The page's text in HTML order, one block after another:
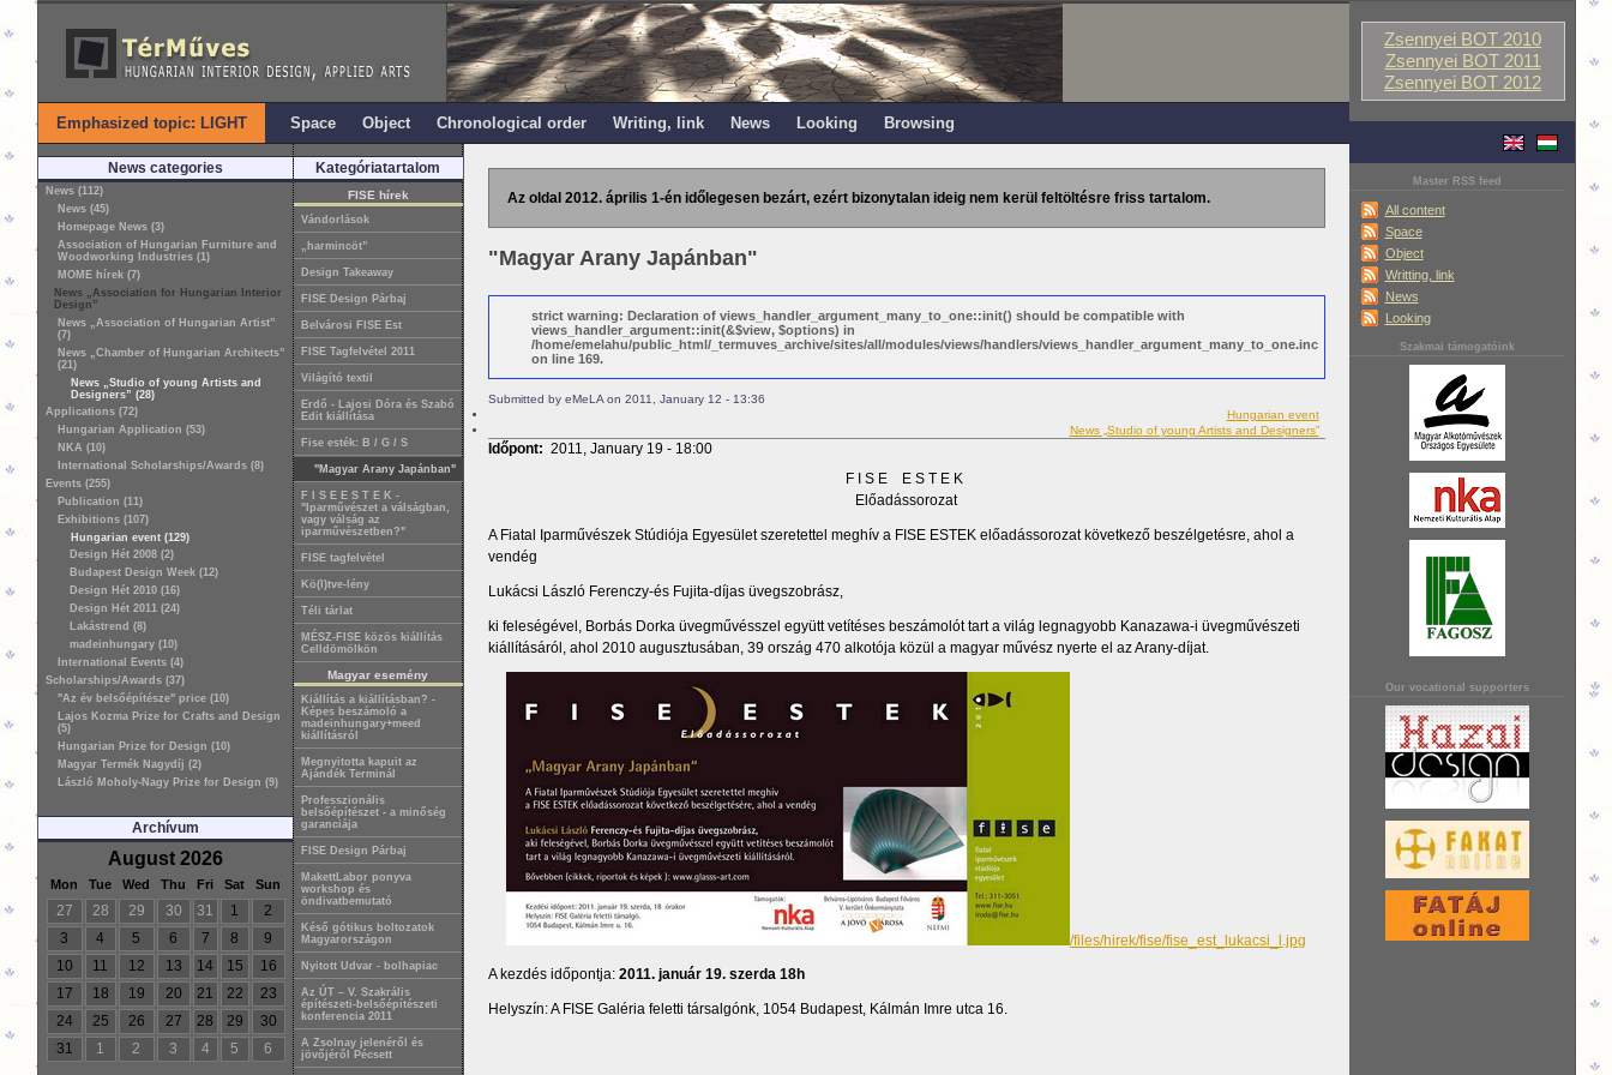
Zsennyei BOT 2010
Zsennyei BOT 2011
Zsennyei BOT 2012
Master RSS feed
All content
Space
Object
Writting, link
News
Looking
Szakmai támogatóink
Our vocational supporters
Emphasized topic: LIGHT Space Object Chronological order Writing, link News Looking Browsing
News categories
News (112)
News (45)
Homepage News (3)
Association of Hungarian Furniture and
Woodworking Industries (1)
MOME hírek (7)
News „Association for Hungarian Interior
Design”
News „Association of Hungarian Artist”
(7)
News „Chamber of Hungarian Architects”
(21)
News „Studio of young Artists and
Designers” (28)
Applications (72)
Hungarian Application (53)
NKA (10)
International Scholarships/Awards (8)
Events (255)
Publication (11)
Exhibitions (107)
Hungarian event (129)
Design Hét 2008 (2)
Budapest Design Week (12)
Design Hét 2010 (16)
Design Hét 2011 (24)
Lakástrend (8)
madeinhungary (10)
International Events (4)
Scholarships/Awards (37)
"Az év belsőépítésze" price (10)
Lajos Kozma Prize for Crafts and Design
(5)
Hungarian Prize for Design (10)
Magyar Termék Nagydíj (2)
László Moholy-Nagy Prize for Design (9)
Archívum
August 2026
Mon Tue Wed Thu Fri Sat Sun
27 28 29 30 31 1
2
3
4 5 6 7 8
9
10
11 12 13 14 15
16
17
18 19 20 21 22
23
24
25 26 27 28 29
30
31
1 2 3 4 5 6
Kategóriatartalom
FISE hírek
Vándorlások
„harmincöt”
Design Takeaway
FISE Design Párbaj
Belvárosi FISE Est
FISE Tagfelvétel 2011
Világító textil
Erdő - Lajosi Dóra és Szabó
Edit kiállítása
Fise esték: B / G / S
"Magyar Arany Japánban"
F I S E E S T E K -
"Iparművészet a válságban,
vagy válság az
iparművészetben?"
FISE tagfelvétel
Kö(l)tve-lény
Téli tárlat
MÉSZ-FISE közös kiállítás
Celldömölkön
Magyar esemény
Kiállítás a kiállításban? -
Képes beszámoló a
madeinhungary+meed
kiállításról
Megnyitotta kapuit az
Ajándék Terminál
Professzionális
belsőépítészet - a minőség
garanciája
FISE Design Párbaj
MakettLabor ponyva
workshop és
öndivatbemutató
Késő gótikus boltozatok
Magyarországon
Nyitott Udvar - bolhapiac
Az ÚT – V. Szakrális
építészeti-belsőépítészeti
konferencia 2011
A Zsolnay jelenéről és
jövőjéről Pécsett
Az oldal 2012. április 1-én időlegesen bezárt, ezért bizonytalan ideig nem kerül feltöltésre friss tartalom.
"Magyar Arany Japánban"
strict warning: Declaration of views_handler_argument_many_to_one::init() should be compatible with
views_handler_argument::init(&$view, $options) in
/home/emelahu/public_html/_termuves_archive/sites/all/modules/views/handlers/views_handler_argument_many_to_one.inc
on line 169.
Submitted by eMeLA on 2011, January 12 - 13:36
Hungarian event
News „Studio of young Artists and Designers”
Időpont: 2011, January 19 - 18:00
F I S E E S T E K
Előadássorozat
A Fiatal Iparművészek Stúdiója Egyesület szeretettel meghív a FISE ESTEK előadássorozat következő beszélgetésre, ahol a
vendég
Lukácsi László Ferenczy-és Fujita-díjas üvegszobrász,
ki feleségével, Borbás Dorka üvegművésszel együtt vetítéses beszámolót tart a világ legnagyobb Kanazawa-i üvegművészeti
kiállításáról, ahol 2010 augusztusában, 39 ország 470 alkotója közül a magyar művész nyerte el az Arany-díjat.
/files/hirek/fise/fise_est_lukacsi_l.jpg
A kezdés időpontja:2011. január 19. szerda 18h
Helyszín: A FISE Galéria feletti társalgónk, 1054 Budapest, Kálmán Imre utca 16.